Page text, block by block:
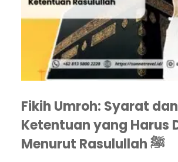
Fikih Umroh: Syarat dan
Ketentuan yang Harus
Menurut Rasulullah ﷺ